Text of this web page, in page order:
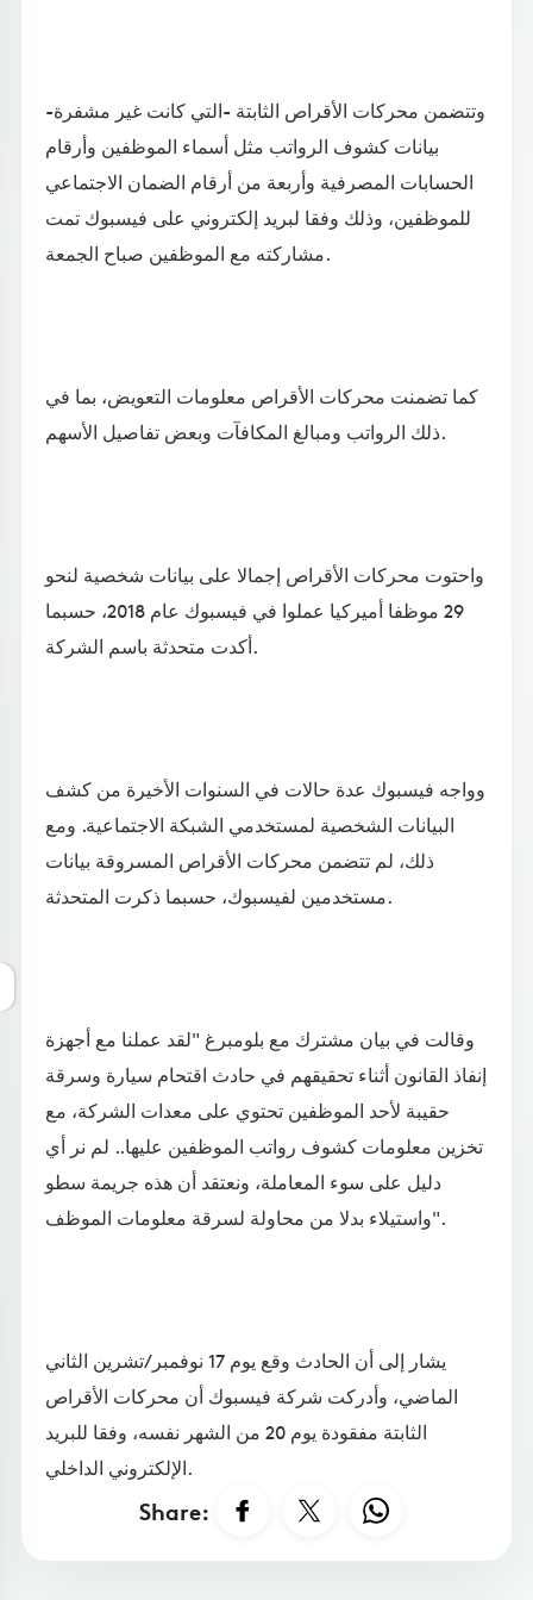
وتتضمن محركات الأقراص الثابتة -التي كانت غير مشفرة-
بيانات كشوف الرواتب مثل أسماء الموظفين وأرقام
الحسابات المصرفية وأربعة من أرقام الضمان الاجتماعي
للموظفين، وذلك وفقا لبريد إلكتروني على فيسبوك تمت
مشاركته مع الموظفين صباح الجمعة.
كما تضمنت محركات الأقراص معلومات التعويض، بما في
ذلك الرواتب ومبالغ المكافآت وبعض تفاصيل الأسهم.
واحتوت محركات الأقراص إجمالا على بيانات شخصية لنحو
29 موظفا أميركيا عملوا في فيسبوك عام 2018، حسبما
أكدت متحدثة باسم الشركة.
وواجه فيسبوك عدة حالات في السنوات الأخيرة من كشف
البيانات الشخصية لمستخدمي الشبكة الاجتماعية. ومع
ذلك، لم تتضمن محركات الأقراص المسروقة بيانات
مستخدمين لفيسبوك، حسبما ذكرت المتحدثة.
وقالت في بيان مشترك مع بلومبرغ "لقد عملنا مع أجهزة
إنفاذ القانون أثناء تحقيقهم في حادث اقتحام سيارة وسرقة
حقيبة لأحد الموظفين تحتوي على معدات الشركة، مع
تخزين معلومات كشوف رواتب الموظفين عليها.. لم نر أي
دليل على سوء المعاملة، ونعتقد أن هذه جريمة سطو
واستيلاء بدلا من محاولة لسرقة معلومات الموظف".
يشار إلى أن الحادث وقع يوم 17 نوفمبر/تشرين الثاني
الماضي، وأدركت شركة فيسبوك أن محركات الأقراص
الثابتة مفقودة يوم 20 من الشهر نفسه، وفقا للبريد
الإلكتروني الداخلي.
Share: